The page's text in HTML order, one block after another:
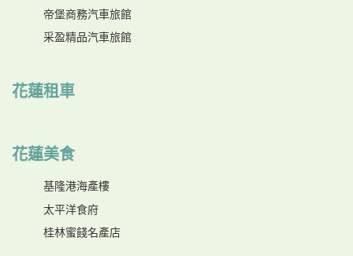
帝堡商務汽車旅館
采盈精品汽車旅館
花蓮租車
花蓮美食
基隆港海產樓
太平洋食府
桂林蜜餞名產店